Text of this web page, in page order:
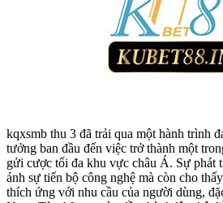
kqxsmb thu 3 đã trải qua một hành trình
tưởng ban đầu đến việc trở thành một
gửi cược tối đa khu vực châu Á. Sự phát
ánh sự tiến bộ công nghệ mà còn cho
thích ứng với nhu cầu của người dùng,